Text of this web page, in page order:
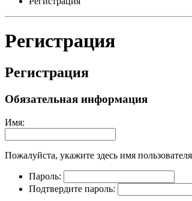
Регистрация
Регистрация
Обязательная информация
Имя:
Пожалуйста, укажите здесь имя
Пароль:
Подтвердите пароль: